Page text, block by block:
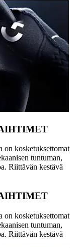
on kosketuksettomat
tuntuman,
Riittävän kestävä
on kosketuksettomat
tuntuman,
Riittävän kestävä